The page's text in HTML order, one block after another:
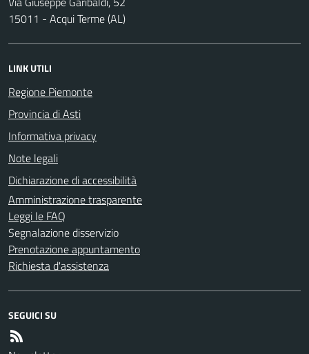
15011 - Acqui Terme (AL)
LINK UTILI
Regione Piemonte
Provincia di Asti
Informativa privacy
Note legali
Dichiarazione di accessibilità
Amministrazione trasparente
Leggi le FAQ
Segnalazione disservizio
Prenotazione appuntamento
Richiesta d'assistenza
SEGUICI SU